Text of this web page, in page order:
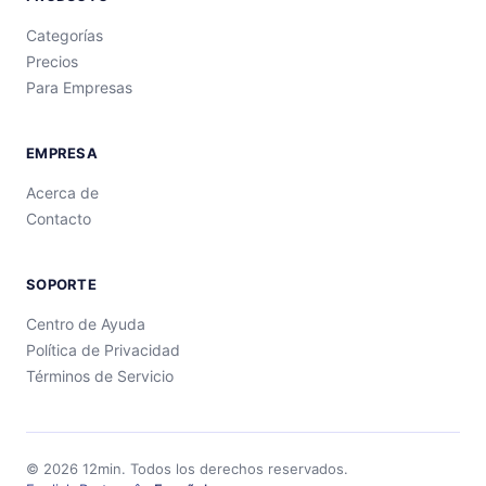
Categorías
Precios
Para Empresas
EMPRESA
Acerca de
Contacto
SOPORTE
Centro de Ayuda
Política de Privacidad
Términos de Servicio
© 2026 12min. Todos los derechos reservados.